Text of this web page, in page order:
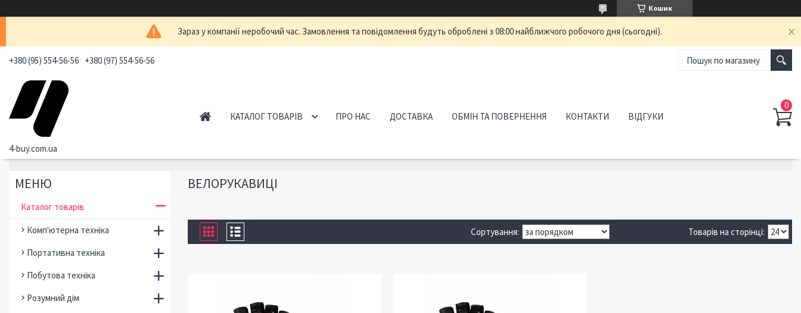
Кошик
Зараз у компанії неробочий час. Замовлення та повідомлення будуть оброблені з 08:00 найближчого робочого дня (сьогодні).
+380 (95) 554-56-56 +380 (97) 554-56-56
4-buy.com.ua
КАТАЛОГ ТОВАРІВ ПРО НАС ДОСТАВКА ОБМІН ТА ПОВЕРНЕННЯ КОНТАКТИ ВІДГУКИ
ВЕЛОРУКАВИЦІ
Каталог товарів
Комп'ютерна техніка
Портативна техніка
Побутова техніка
Розумний дім